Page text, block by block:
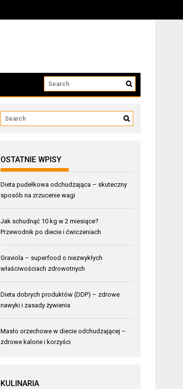
OSTATNIE WPISY
Dieta pudełkowa odchudzająca – skuteczny
sposób na zrzucenie wagi
Jak schudnąć 10 kg w 2 miesiące?
Przewodnik po diecie i ćwiczeniach
Graviola – superfood o niezwykłych
właściwościach zdrowotnych
Dieta dobrych produktów (DDP) – zdrowe
nawyki i zasady żywienia
Masło orzechowe w diecie odchudzającej –
zdrowe kalorie i korzyści
KULINARIA